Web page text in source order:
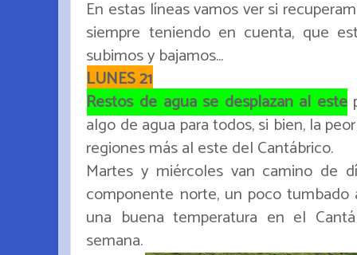
En estas líneas vamos ver si
siempre teniendo en cuenta, que
subimos y bajamos...
LUNES 21
Restos de agua se desplazan al este
algo de agua para todos, si bien, la
regiones más al este del Cantábrico.
Martes y miércoles van camino de
componente norte, un poco
una buena temperatura en el
semana.